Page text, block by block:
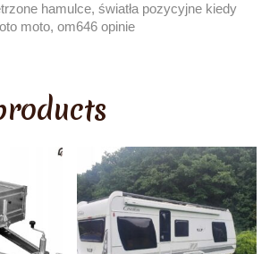
hamulce, światła pozycyjne kiedy
moto, om646 opinie